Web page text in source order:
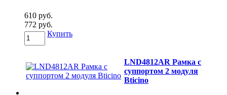
610 руб.
772 руб.
Купить
LND4812AR Рамка с
суппортом 2 модуля
Bticino